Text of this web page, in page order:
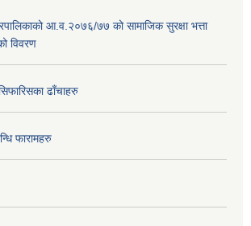
आ.व.२०७६/७७ को सामाजिक सुरक्षा भत्ता
विवरण
ढाँचाहरु
फारामहरु